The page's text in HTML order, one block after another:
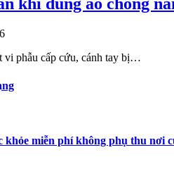
khi dùng áo chống
vi phẫu cấp cứu, cánh tay bị…
khỏe miễn phí không phụ thu nơi